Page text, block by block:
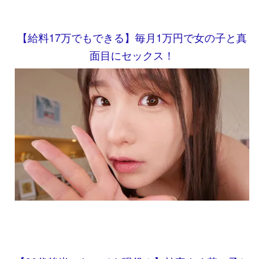
【給料17万でもできる】毎月1万円で女の子と真
面目にセックス！